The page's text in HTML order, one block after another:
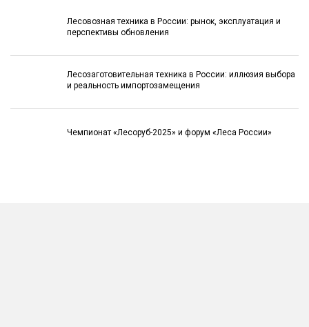
Лесовозная техника в России: рынок, эксплуатация и
перспективы обновления
Лесозаготовительная техника в России: иллюзия выбора
и реальность импортозамещения
Чемпионат «Лесоруб-2025» и форум «Леса России»